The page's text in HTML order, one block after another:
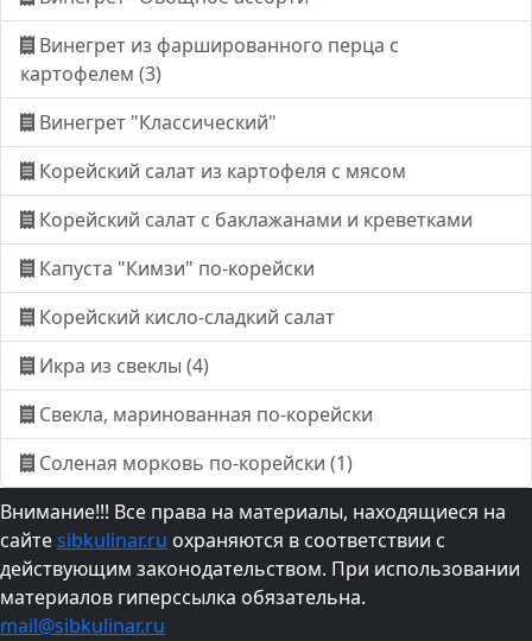
Винегрет из фаршированного перца с
картофелем (3)
Винегрет "Классический"
Корейский салат из картофеля с мясом
Корейский салат с баклажанами и креветками
Капуста "Кимзи" по-корейски
Корейский кисло-сладкий салат
Икра из свеклы (4)
Свекла, маринованная по-корейски
Соленая морковь по-корейски (1)
Внимание!!! Все права на материалы, находящиеся на
сайтеsibkulinar.ru охраняются в соответствии с
действующим законодательством. При использовании
материалов гиперссылка обязательна.
mail@sibkulinar.ru